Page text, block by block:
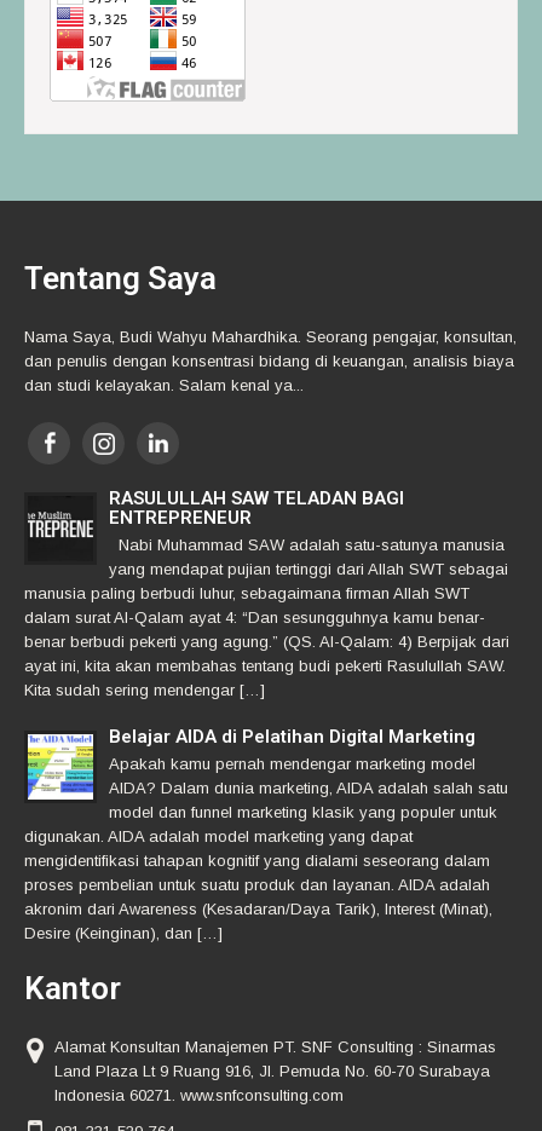
Tentang Saya
Nama Saya, Budi Wahyu Mahardhika. Seorang pengajar, konsultan,
dan penulis dengan konsentrasi bidang di keuangan, analisis biaya
dan studi kelayakan. Salam kenal ya...
RASULULLAH SAW TELADAN BAGI
ENTREPRENEUR
Nabi Muhammad SAW adalah satu-satunya manusia
yang mendapat pujian tertinggi dari Allah SWT sebagai
manusia paling berbudi luhur, sebagaimana firman Allah SWT
dalam surat Al-Qalam ayat 4: “Dan sesungguhnya kamu benar-
benar berbudi pekerti yang agung.” (QS. Al-Qalam: 4) Berpijak dari
ayat ini, kita akan membahas tentang budi pekerti Rasulullah SAW.
Kita sudah sering mendengar […]
Belajar AIDA di Pelatihan Digital Marketing
Apakah kamu pernah mendengar marketing model
AIDA? Dalam dunia marketing, AIDA adalah salah satu
model dan funnel marketing klasik yang populer untuk
digunakan. AIDA adalah model marketing yang dapat
mengidentifikasi tahapan kognitif yang dialami seseorang dalam
proses pembelian untuk suatu produk dan layanan. AIDA adalah
akronim dari Awareness (Kesadaran/Daya Tarik), Interest (Minat),
Desire (Keinginan), dan […]
Kantor
Alamat Konsultan Manajemen PT. SNF Consulting : Sinarmas
Land Plaza Lt 9 Ruang 916, Jl. Pemuda No. 60-70 Surabaya
Indonesia 60271. www.snfconsulting.com